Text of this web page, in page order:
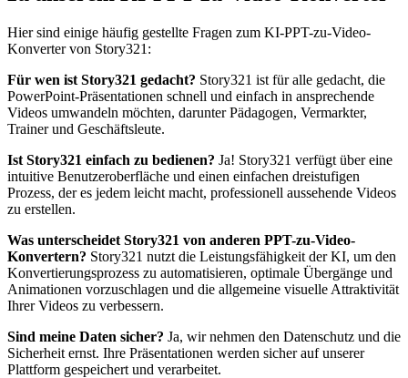
Hier sind einige häufig gestellte Fragen zum KI-PPT-zu-Video-
Konverter von Story321:
Für wen ist Story321 gedacht? Story321 ist für alle gedacht, die
PowerPoint-Präsentationen schnell und einfach in ansprechende
Videos umwandeln möchten, darunter Pädagogen, Vermarkter,
Trainer und Geschäftsleute.
Ist Story321 einfach zu bedienen? Ja! Story321 verfügt über eine
intuitive Benutzeroberfläche und einen einfachen dreistufigen
Prozess, der es jedem leicht macht, professionell aussehende Videos
zu erstellen.
Was unterscheidet Story321 von anderen PPT-zu-Video-
Konvertern? Story321 nutzt die Leistungsfähigkeit der KI, um den
Konvertierungsprozess zu automatisieren, optimale Übergänge und
Animationen vorzuschlagen und die allgemeine visuelle Attraktivität
Ihrer Videos zu verbessern.
Sind meine Daten sicher? Ja, wir nehmen den Datenschutz und die
Sicherheit ernst. Ihre Präsentationen werden sicher auf unserer
Plattform gespeichert und verarbeitet.